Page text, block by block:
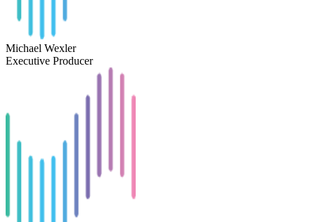
Michael Wexler
Executive Producer